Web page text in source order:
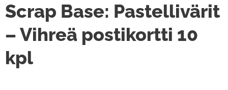
Scrap Base: Pastellivärit
– Vihreä postikortti 10
kpl